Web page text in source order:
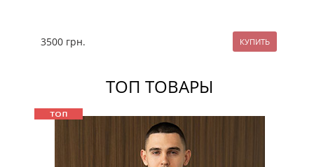
3500 грн.
ТОП ТОВАРЫ